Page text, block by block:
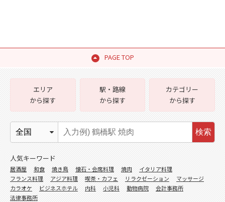
PAGE TOP
エリア
から探す
駅・路線
から探す
カテゴリー
から探す
検索
人気キーワード
居酒屋 和食 焼き鳥 懐石・会席料理 焼肉
イタリア料理
フランス料理
アジア料理 喫茶・カフェ リラクゼーション
マッサージ
カラオケ
ビジネスホテル 内科 小児科 動物病院
会計事務所
法律事務所